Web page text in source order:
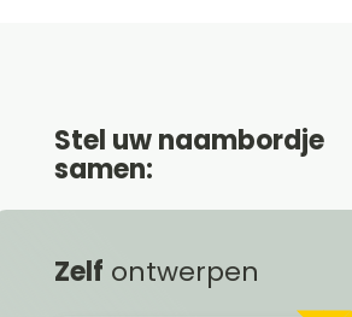
Stel uw naambordje
samen:
Zelf ontwerpen